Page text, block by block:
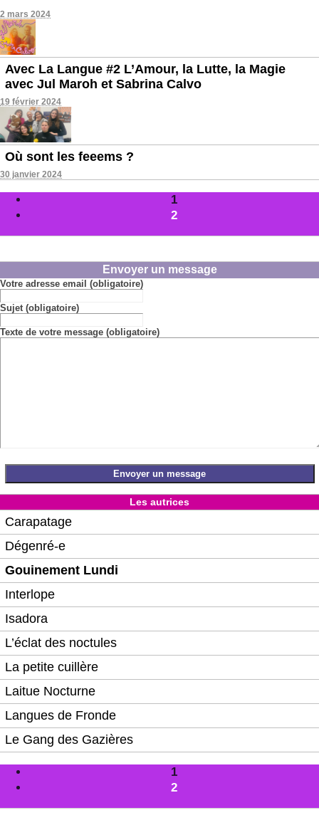
2 mars 2024
Avec La Langue #2 L’Amour, la Lutte, la Magie
avec Jul Maroh et Sabrina Calvo
19 février 2024
Où sont les feeems ?
30 janvier 2024
1
2
Envoyer un message
Votre adresse email (obligatoire)
Sujet (obligatoire)
Texte de votre message (obligatoire)
Les autrices
Carapatage
Dégenré-e
Gouinement Lundi
Interlope
Isadora
L’éclat des noctules
La petite cuillère
Laitue Nocturne
Langues de Fronde
Le Gang des Gazières
1
2